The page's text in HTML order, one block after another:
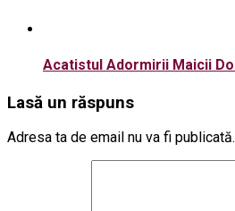
Acatistul Adormirii Maicii
Lasă un răspuns
Adresa ta de email nu va fi publicată.